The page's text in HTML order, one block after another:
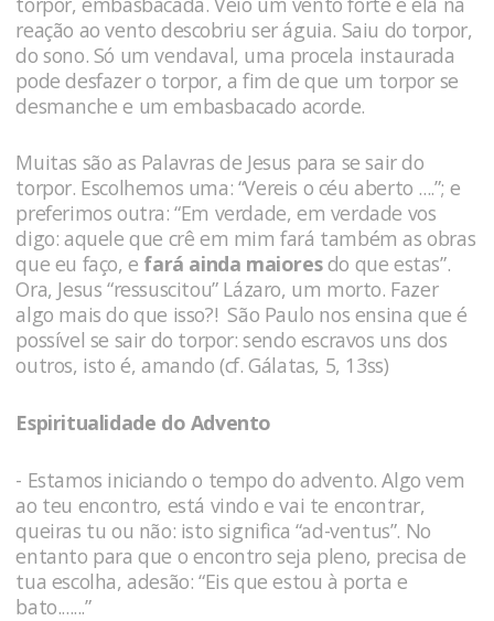
reação ao vento descobriu ser águia. Saiu do torpor,
do sono. Só um vendaval, uma procela instaurada
pode desfazer o torpor, a fim de que um torpor se
desmanche e um embasbacado acorde.
Muitas são as Palavras de Jesus para se sair do
torpor. Escolhemos uma: “Vereis o céu aberto ....”; e
preferimos outra: “Em verdade, em verdade vos
digo: aquele que crê em mim fará também as obras
que eu faço, e fará ainda maioresdo que estas”.
Ora, Jesus “ressuscitou” Lázaro, um morto. Fazer
algo mais do que isso?! São Paulo nos ensina que é
possível se sair do torpor: sendo escravos uns dos
outros, isto é, amando (cf. Gálatas, 5, 13ss)
Espiritualidade do Advento
- Estamos iniciando o tempo do advento. Algo vem
ao teu encontro, está vindo e vai te encontrar,
queiras tu ou não: isto significa “ad-ventus”. No
entanto para que o encontro seja pleno, precisa de
tua escolha, adesão: “Eis que estou à porta e
bato.......”